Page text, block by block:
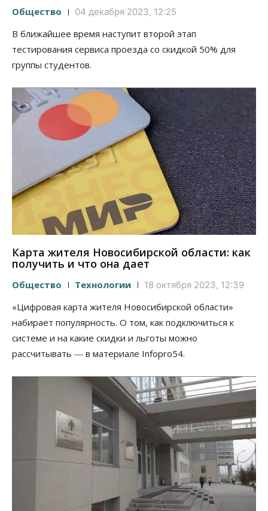
Общество 04 декабря 2023, 12:25
В ближайшее время наступит второй этап
тестирования сервиса проезда со скидкой 50% для
группы студентов.
Карта жителя Новосибирской области: как
получить и что она дает
Общество Технологии 18 октября 2023, 12:39
«Цифровая карта жителя Новосибирской области»
набирает популярность. О том, как подключиться к
системе и на какие скидки и льготы можно
рассчитывать ― в материале Infopro54.